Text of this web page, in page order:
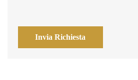
Invia Richiesta